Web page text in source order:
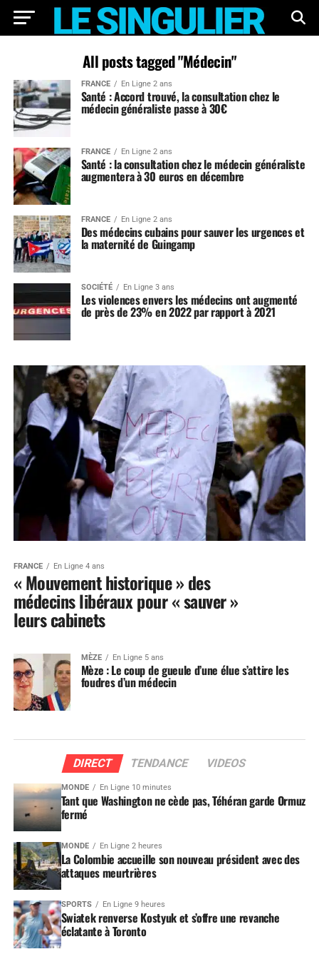
All posts tagged "Médecin"
FRANCE En Ligne 2 ans
Santé : Accord trouvé, la consultation chez le
médecin généraliste passe à 30€
FRANCE En Ligne 2 ans
Santé : la consultation chez le médecin généraliste
augmentera à 30 euros en décembre
FRANCE En Ligne 2 ans
Des médecins cubains pour sauver les urgences et
la maternité de Guingamp
SOCIÉTÉ En Ligne 3 ans
Les violences envers les médecins ont augmenté
de près de 23% en 2022 par rapport à 2021
FRANCE En Ligne 4 ans
« Mouvement historique » des
médecins libéraux pour « sauver »
leurs cabinets
MÈZE En Ligne 5 ans
Mèze : Le coup de gueule d’une élue s’attire les
foudres d’un médecin
DIRECT TENDANCE VIDEOS
MONDE En Ligne 10 minutes
Tant que Washington ne cède pas, Téhéran garde Ormuz
fermé
MONDE En Ligne 2 heures
La Colombie accueille son nouveau président avec des
attaques meurtrières
SPORTS En Ligne 9 heures
Swiatek renverse Kostyuk et s’offre une revanche
éclatante à Toronto